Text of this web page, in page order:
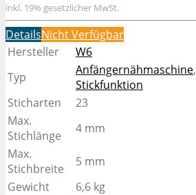
inkl. 19% gesetzlicher MwSt.
DetailsNicht Verfügbar
Hersteller
W6
Typ
Anfängernähmaschine,
Stickfunktion
Sticharten
23
Max.
Stichlänge
4 mm
Max.
Stichbreite
5 mm
Gewicht
6,6 kg